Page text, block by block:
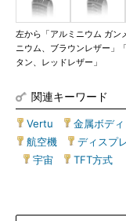
左から「アルミニウム ガン
ニウム、ブラウンレザー」
タン、レッドレザー」
関連キーワード
Vertu 金属ボディ
航空機
ディスプ
宇宙 TFT方式